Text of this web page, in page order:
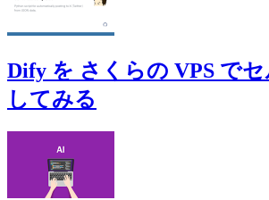
Dify を さくらの VPS で
してみる